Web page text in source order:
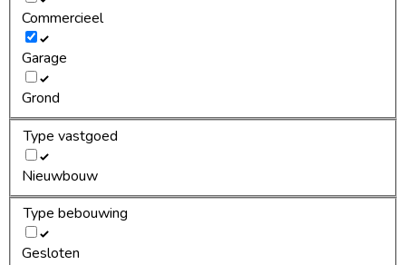
Commercieel
Garage
Grond
Type vastgoed
Nieuwbouw
Type bebouwing
Gesloten